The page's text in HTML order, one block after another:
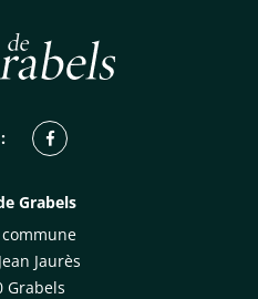
Facebook
Grabels
Jaurès
Grabels